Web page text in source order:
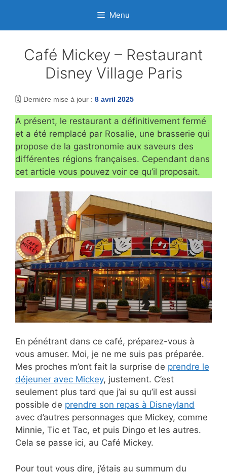
contenu
Menu
Café Mickey – Restaurant
Disney Village Paris
🗓️ Dernière mise à jour : 8 avril 2025
A présent, le restaurant a définitivement fermé
et a été remplacé par Rosalie, une brasserie qui
propose de la gastronomie aux saveurs des
différentes régions françaises. Cependant dans
cet article vous pouvez voir ce qu’il proposait.
En pénétrant dans ce café, préparez-vous à
vous amuser. Moi, je ne me suis pas préparée.
Mes proches m’ont fait la surprise de prendre le
déjeuner avec Mickey, justement. C’est
seulement plus tard que j’ai su qu’il est aussi
possible de prendre son repas à Disneyland
avec d’autres personnages que Mickey, comme
Minnie, Tic et Tac, et puis Dingo et les autres.
Cela se passe ici, au Café Mickey.
Pour tout vous dire, j’étais au summum du